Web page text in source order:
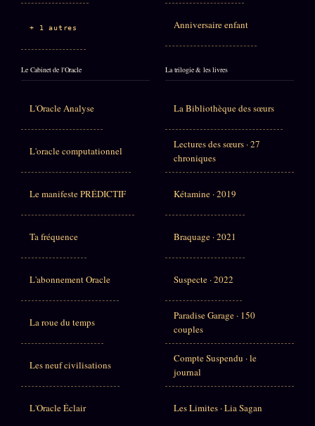
+ 1 autres Anniversaire enfant
Le Cabinet de l'Oracle
L'Oracle Analyse
L'oracle computationnel
Le manifeste PRÉDICTIF
Ta fréquence
L'abonnement Oracle
La roue du temps
Les neuf civilisations
L'Oracle Éclair
La trilogie & les livres
La Bibliothèque des sœurs
Lectures des sœurs · 27
chroniques
Kétamine · 2019
Braquage · 2021
Suspecte · 2022
Paradise Garage · 150
couples
Compte Suspendu · le
journal
Les Limites · Lia Sagan